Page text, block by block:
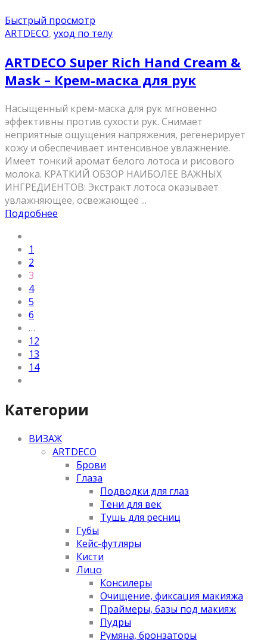
Быстрый просмотр
ARTDECO, уход по телу
ARTDECO Super Rich Hand Cream &
Mask – Крем-маска для рук
Насыщенный крем-маска для рук мгновенно
эффективны против сухости рук. Снимает
неприятные ощущения напряжения, регенерирует
кожу и обеспечивает интенсивное увлажнение.
Имеет тонкий аромат белого лотоса и рисового
молока. КРАТКИЙ ОБЗОР НАИБОЛЕЕ ВАЖНЫХ
ИНГРЕДИЕНТОВ: Экстракт лотоса оказывает
увлажняющее, освежающее ...
Подробнее
1
2
3
4
5
6
…
12
13
14
Категории
ВИЗАЖ
ARTDECO
Брови
Глаза
Подводки для глаз
Тени для век
Тушь для ресниц
Губы
Кейс-футляры
Кисти
Лицо
Консилеры
Очищение, фиксация макияжа
Праймеры, базы под макияж
Пудры
Румяна, бронзаторы